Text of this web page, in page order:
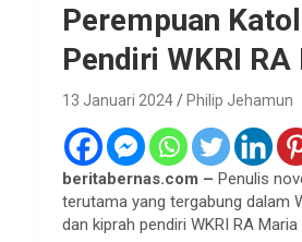
Perempuan
Pendiri WKRI
13 Januari 2024 Philip Jehamun
beritabernas.com – Penulis
terutama yang tergabung dalam
dan kiprah pendiri WKRI RA